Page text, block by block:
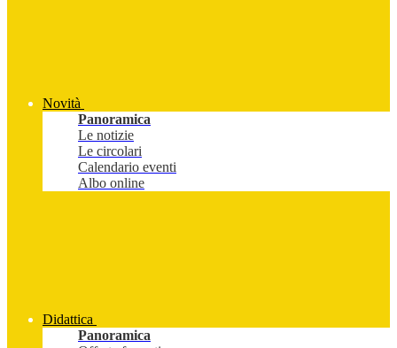
Novità
Panoramica
Le notizie
Le circolari
Calendario eventi
Albo online
Didattica
Panoramica